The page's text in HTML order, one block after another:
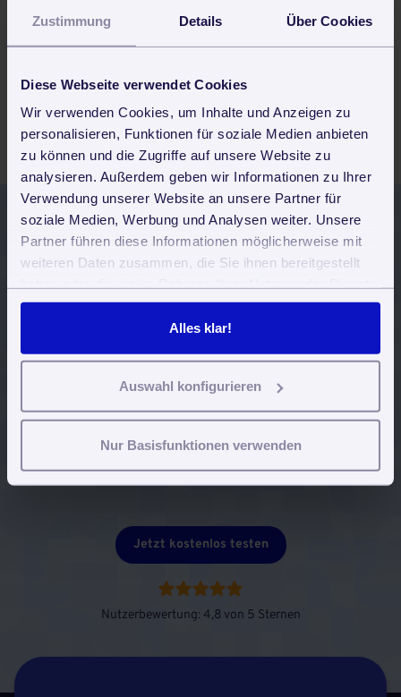
Zustimmung Details Über Cookies
Diese Webseite verwendet Cookies
Wir verwenden Cookies, um Inhalte und Anzeigen zu
personalisieren, Funktionen für soziale Medien anbieten
zu können und die Zugriffe auf unsere Website zu
analysieren. Außerdem geben wir Informationen zu Ihrer
Verwendung unserer Website an unsere Partner für
soziale Medien, Werbung und Analysen weiter. Unsere
Partner führen diese Informationen möglicherweise mit
weiteren Daten zusammen, die Sie ihnen bereitgestellt
gesammelt haben. Sie geben Einwilligung zu unseren
Cookies, wenn Sie unsere Webseite weiterhin nutzen.
Alles klar!
Auswahl konfigurieren
Nur Basisfunktionen verwenden
Schmutzfangmatten
Mehr Infos dazu!
Jetzt 30 Tage kostenlos und
unverbindlich testen
Alle Funktionen stehen uneingeschränkt zur
Keine Software-Installation, keine Probleme mit
Updates.
Einfach via Browser einloggen und fertig. Von jedem
internetfähigen Gerät.
Jetzt kostenlos testen
Nutzerbewertung: 4,8 von 5 Sternen